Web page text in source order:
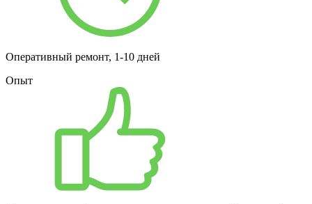
Оперативный ремонт, 1-10 дней
Опыт